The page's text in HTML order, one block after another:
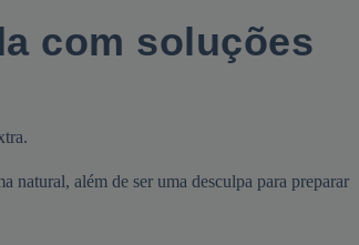
com soluções
natural, além de ser uma desculpa para preparar